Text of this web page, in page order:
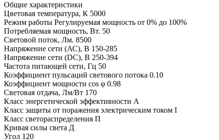
Общие характеристики
Цветовая температура, К 5000
Режим работы Регулируемая мощность от 0% до 100%
Потребляемая мощность, Вт. 50
Световой поток, Лм. 8500
Напряжение сети (АС), В 150-285
Напряжение сети (DC), В 250-394
Частота питающей сети, Гц 50
Коэффициент пульсаций светового потока 0.10
Коэффициент мощности cos φ 0.98
Световая отдача, Лм/Вт 170
Класс энергетической эффективности A
Класс защиты от поражения электрическим током I
Класс светораспределения П
Кривая силы света Д
Угол 120